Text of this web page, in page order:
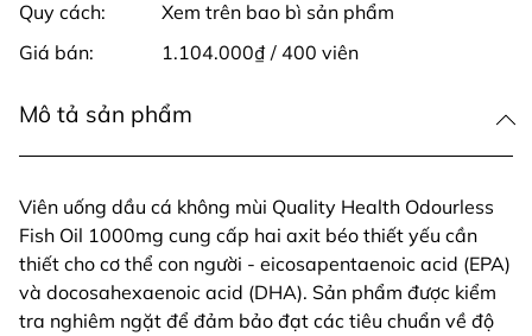
Quy cách:
Xem trên bao bì sản phẩm
Giá bán:
1.104.000₫ / 400 viên
Mô tả sản phẩm
Viên uống dầu cá không mùi Quality Health Odourless
Fish Oil 1000mg cung cấp hai axit béo thiết yếu cần
thiết cho cơ thể con người - eicosapentaenoic acid (EPA)
và docosahexaenoic acid (DHA). Sản phẩm được kiểm
tra nghiêm ngặt để đảm bảo đạt các tiêu chuẩn về độ